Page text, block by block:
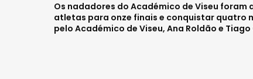
Os nadadores do Académico de Viseu
atletas para onze finais e conquistar quatro
pelo Académico de Viseu, Ana Roldão e Tiago